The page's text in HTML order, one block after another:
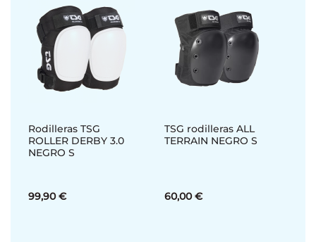
Rodilleras TSG
ROLLER DERBY 3.0
NEGRO S
99,90 €
TSG rodilleras ALL
TERRAIN NEGRO S
60,00 €